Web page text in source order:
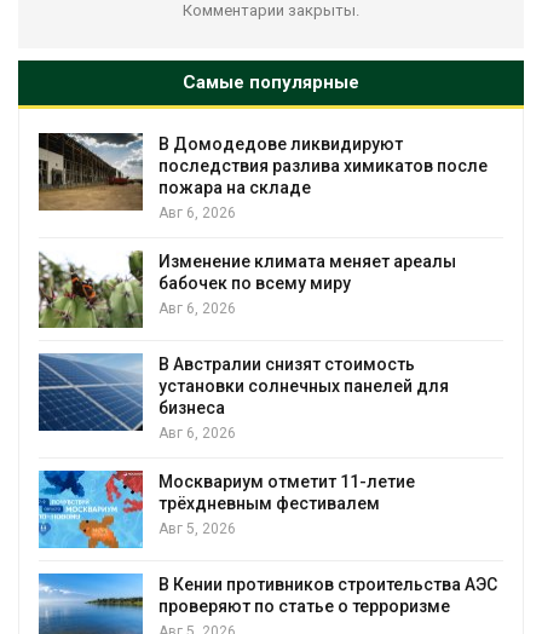
Комментарии закрыты.
Самые популярные
В Домодедове ликвидируют
последствия разлива химикатов после
пожара на складе
Авг 6, 2026
Изменение климата меняет ареалы
бабочек по всему миру
Авг 6, 2026
В Австралии снизят стоимость
установки солнечных панелей для
бизнеса
Авг 6, 2026
Москвариум отметит 11-летие
трёхдневным фестивалем
Авг 5, 2026
В Кении противников строительства АЭС
проверяют по статье о терроризме